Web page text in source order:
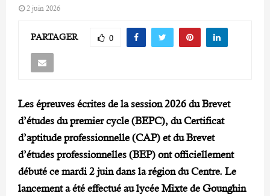
2 juin 2026
PARTAGER 0
Les épreuves écrites de la session 2026 du Brevet
d’études du premier cycle (BEPC), du Certificat
d’aptitude professionnelle (CAP) et du Brevet
d’études professionnelles (BEP) ont officiellement
débuté ce mardi 2 juin dans la région du Centre. Le
lancement a été effectué au lycée Mixte de Gounghin